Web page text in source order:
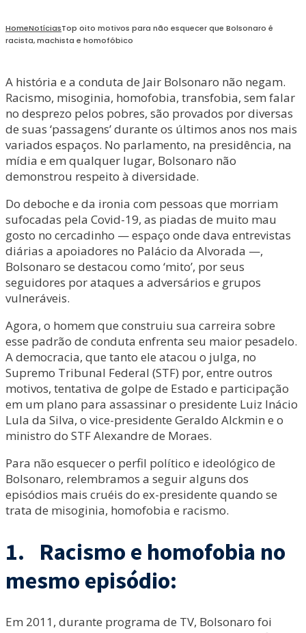
HomeNotíciasTop oito motivos para não esquecer que Bolsonaro é
racista, machista e homofóbico
A história e a conduta de Jair Bolsonaro não negam.
Racismo, misoginia, homofobia, transfobia, sem falar
no desprezo pelos pobres, são provados por diversas
de suas ‘passagens’ durante os últimos anos nos mais
variados espaços. No parlamento, na presidência, na
mídia e em qualquer lugar, Bolsonaro não
demonstrou respeito à diversidade.
Do deboche e da ironia com pessoas que morriam
sufocadas pela Covid-19, as piadas de muito mau
gosto no cercadinho — espaço onde dava entrevistas
diárias a apoiadores no Palácio da Alvorada —,
Bolsonaro se destacou como ‘mito’, por seus
seguidores por ataques a adversários e grupos
vulneráveis.
Agora, o homem que construiu sua carreira sobre
esse padrão de conduta enfrenta seu maior pesadelo.
A democracia, que tanto ele atacou o julga, no
Supremo Tribunal Federal (STF) por, entre outros
motivos, tentativa de golpe de Estado e participação
em um plano para assassinar o presidente Luiz Inácio
Lula da Silva, o vice-presidente Geraldo Alckmin e o
ministro do STF Alexandre de Moraes.
Para não esquecer o perfil político e ideológico de
Bolsonaro, relembramos a seguir alguns dos
episódios mais cruéis do ex-presidente quando se
trata de misoginia, homofobia e racismo.
1. Racismo e homofobia no
mesmo episódio:
Em 2011, durante programa de TV, Bolsonaro foi